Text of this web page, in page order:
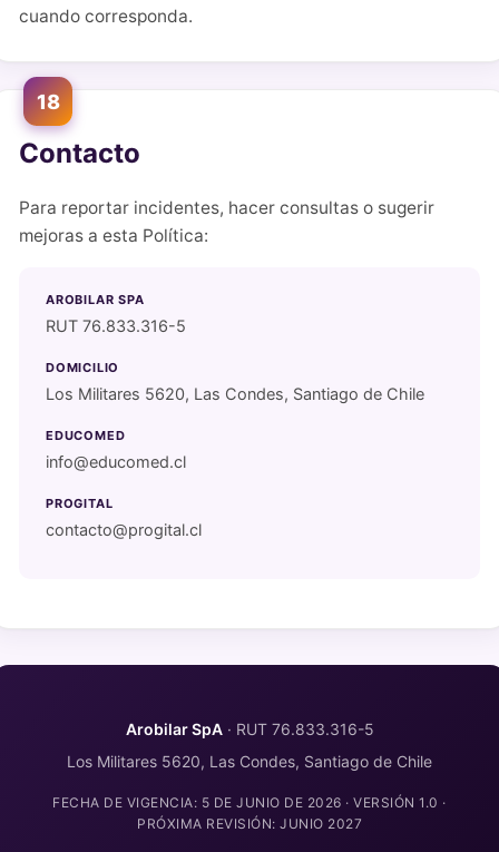
cuando corresponda.
18
Contacto
Para reportar incidentes, hacer consultas o sugerir
mejoras a esta Política:
AROBILAR SPA
RUT 76.833.316-5
DOMICILIO
Los Militares 5620, Las Condes, Santiago de Chile
EDUCOMED
info@educomed.cl
PROGITAL
contacto@progital.cl
Arobilar SpA· RUT 76.833.316-5
Los Militares 5620, Las Condes, Santiago de Chile
FECHA DE VIGENCIA: 5 DE JUNIO DE 2026 · VERSIÓN 1.0 ·
PRÓXIMA REVISIÓN: JUNIO 2027